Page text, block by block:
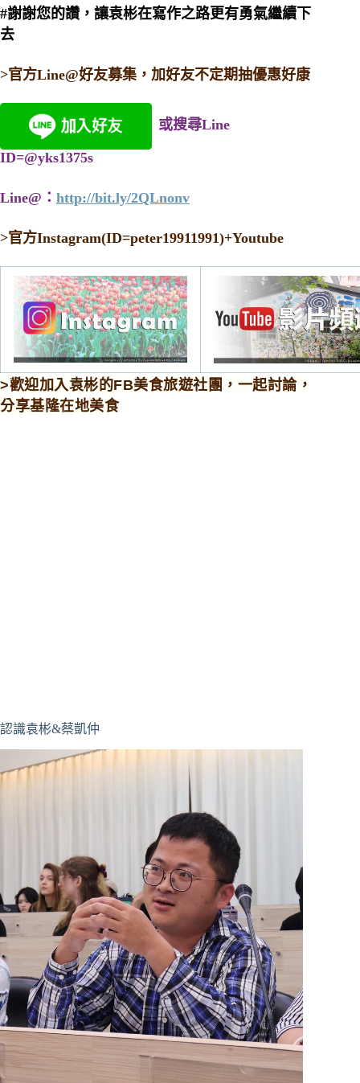
#謝謝您的讚，讓袁彬在寫作之路更有勇氣繼續下
去
>官方Line@好友募集，加好友不定期抽優惠好康
或搜尋Line
ID=@yks1375s
Line@： http://bit.ly/2QLnonv
>官方Instagram(ID=peter19911991)+Youtube
>歡迎加入袁彬的FB美食旅遊社團，一起討論，
分享基隆在地美食
認識袁彬&蔡凱仲